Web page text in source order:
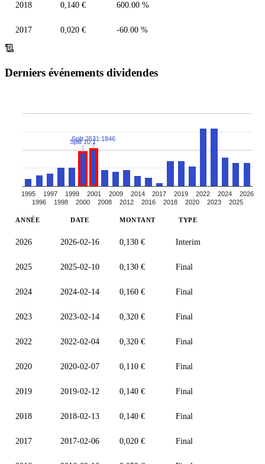
2018 0,140 € 600.00 %
2017 0,020 € -60.00 %
Derniers événements dividendes
1995
1996
1997
1998
1999
2000
2001
2008
2009
2012
2014
2016
2017
2018
2019
2020
2022
2023
2024
2025
2026
Split 10:1
Split 2531:1846
ANNÉE DATE MONTANT TYPE
2026 2026-02-16 0,130 € Interim
2025 2025-02-10 0,130 € Final
2024 2024-02-14 0,160 € Final
2023 2023-02-14 0,320 € Final
2022 2022-02-04 0,320 € Final
2020 2020-02-07 0,110 € Final
2019 2019-02-12 0,140 € Final
2018 2018-02-13 0,140 € Final
2017 2017-02-06 0,020 € Final